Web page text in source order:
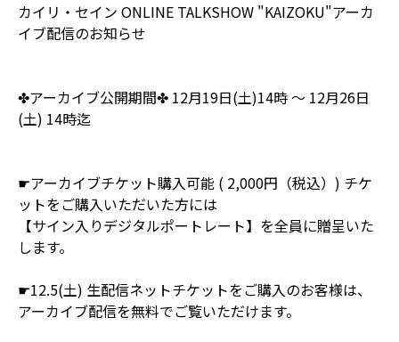
カイリ・セイン ONLINE TALKSHOW "KAIZOKU"アーカ
イブ配信のお知らせ
✤アーカイブ公開期間✤ 12月19日(土)14時 〜 12月26日
(土) 14時迄
☛アーカイブチケット購入可能 ( 2,000円（税込）) チケ
ットをご購入いただいた方には
【サイン入りデジタルポートレート】を全員に贈呈いた
します。
☛12.5(土) 生配信ネットチケットをご購入のお客様は、
アーカイブ配信を無料でご覧いただけます。